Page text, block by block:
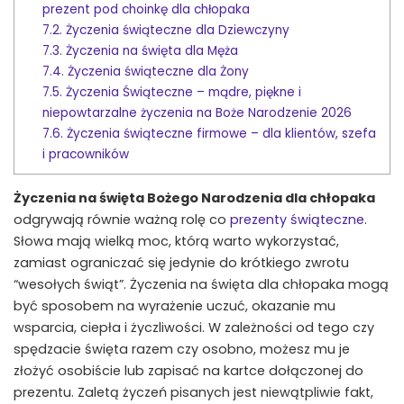
prezent pod choinkę dla chłopaka
7.2. Życzenia świąteczne dla Dziewczyny
7.3. Życzenia na święta dla Męża
7.4. Życzenia świąteczne dla Żony
7.5. Życzenia Świąteczne – mądre, piękne i
niepowtarzalne życzenia na Boże Narodzenie 2026
7.6. Życzenia świąteczne firmowe – dla klientów, szefa
i pracowników
Życzenia na święta Bożego Narodzenia dla chłopaka
odgrywają równie ważną rolę co prezenty świąteczne.
Słowa mają wielką moc, którą warto wykorzystać,
zamiast ograniczać się jedynie do krótkiego zwrotu
“wesołych świąt”. Życzenia na święta dla chłopaka mogą
być sposobem na wyrażenie uczuć, okazanie mu
wsparcia, ciepła i życzliwości. W zależności od tego czy
spędzacie święta razem czy osobno, możesz mu je
złożyć osobiście lub zapisać na kartce dołączonej do
prezentu. Zaletą życzeń pisanych jest niewątpliwie fakt,